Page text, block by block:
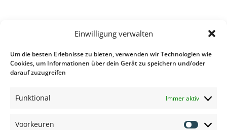
Einwilligung verwalten
Um die besten Erlebnisse zu bieten, verwenden wir Technologien wie
Cookies, um Informationen über dein Gerät zu speichern und/oder
darauf zuzugreifen
Funktional Immer aktiv
Voorkeuren